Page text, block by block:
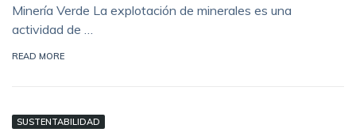
Minería Verde La explotación de minerales es una
actividad de …
READ MORE
SUSTENTABILIDAD